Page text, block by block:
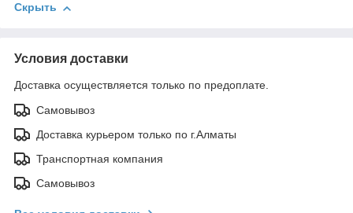
Скрыть
Условия доставки
Доставка осуществляется только по предоплате.
Самовывоз
Доставка курьером только по г.Алматы
Транспортная компания
Самовывоз